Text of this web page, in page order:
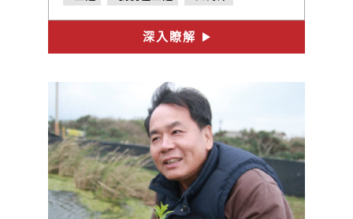
花簇擁著的小徑上，帶我們認識一株株花
樹，看得見他臉上的驕傲，像是撫育出優
秀孩子的父親那樣得意洋洋的表情。
#三和社區 #謝德勝 #三芝謝氏古厝
#no.21 #單位的計量
深入瞭解